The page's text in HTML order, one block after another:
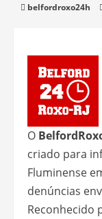
belfordroxo24h
O
criado para
Fluminense
denúncias
Reconhecido